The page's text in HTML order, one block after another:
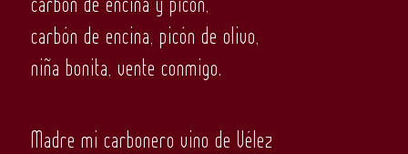
carbón de encina, picón de olivo,
niña bonita, vente conmigo.
Madre mi carbonero vino de Vélez